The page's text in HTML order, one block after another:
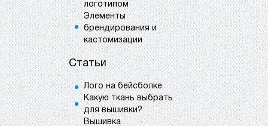
логотипом
Элементы
брендирования и
кастомизации
Статьи
Лого на бейсболке
Какую ткань выбрать
для вышивки?
Вышивка